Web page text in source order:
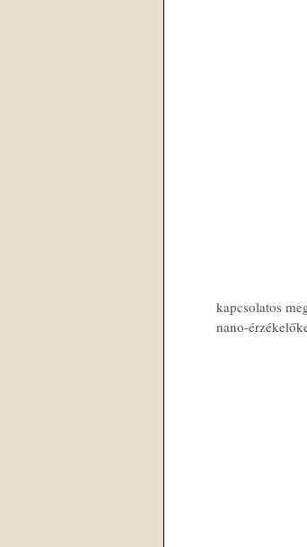
kapcsolatos
nano-